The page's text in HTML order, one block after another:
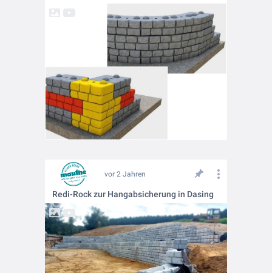
vor 2 Jahren
Redi-Rock zur Hangabsicherung in Dasing